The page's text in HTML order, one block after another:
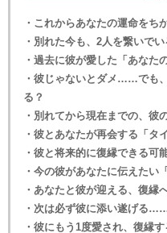
・これからあなたの運命をち
・別れた今も、2人を繋いで
・過去に彼が愛した「あなた
・彼じゃないとダメ……でも
る？
・別れてから現在までの、彼
・彼とあなたが再会する「タ
・彼と将来的に復縁できる可
・今の彼があなたに伝えたい
・あなたと彼が迎える、復縁
・次は必ず彼に添い遂げる
・彼にもう1度愛され、復縁